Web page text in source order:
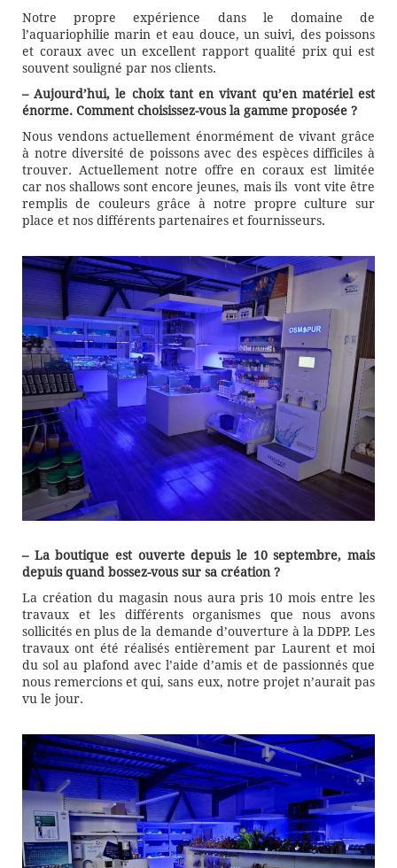
Notre propre expérience dans le domaine de
l’aquariophilie marin et eau douce, un suivi, des poissons
et coraux avec un excellent rapport qualité prix qui est
souvent souligné par nos clients.
– Aujourd’hui, le choix tant en vivant qu’en matériel est
énorme. Comment choisissez-vous la gamme proposée ?
Nous vendons actuellement énormément de vivant grâce
à notre diversité de poissons avec des espèces difficiles à
trouver. Actuellement notre offre en coraux est limitée
car nos shallows sont encore jeunes, mais ils vont vite être
remplis de couleurs grâce à notre propre culture sur
place et nos différents partenaires et fournisseurs.
– La boutique est ouverte depuis le 10 septembre, mais
depuis quand bossez-vous sur sa création ?
La création du magasin nous aura pris 10 mois entre les
travaux et les différents organismes que nous avons
sollicités en plus de la demande d’ouverture à la DDPP. Les
travaux ont été réalisés entièrement par Laurent et moi
du sol au plafond avec l’aide d’amis et de passionnés que
nous remercions et qui, sans eux, notre projet n’aurait pas
vu le jour.